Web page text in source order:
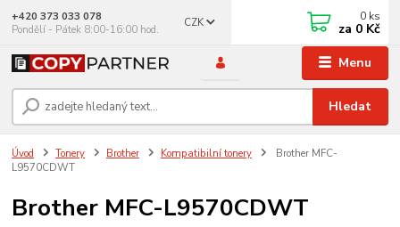
Menu
CZK
Hledat
+420 373 033 078
Pondělí - Pátek 8:00-16:00 hod.
0 ks
za 0 Kč
Úvod Tonery Brother Kompatibilní tonery
Brother MFC-
L9570CDWT
Brother MFC-L9570CDWT